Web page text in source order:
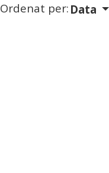
Ordenat per: Data